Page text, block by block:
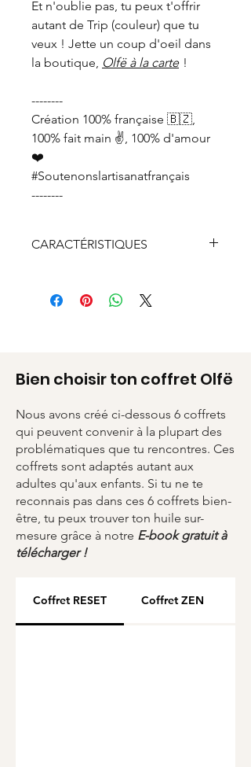
Et n'oublie pas, tu peux t'offrir
autant de Trip (couleur) que tu
veux ! Jette un coup d'oeil dans
la boutique, Olfë à la carte !
--------
Création 100% française 🇧🇿,
100% fait main ✌️, 100% d'amour
❤️
#Soutenonslartisanatfrançais
--------
CARACTÉRISTIQUES
Chaine en argent véritable 925
Garantie sans plomb, sans
nickel, sans cadium
Tour en perles Miyuki du
Japon
Packaging en carton 100 %
recyclé & 100 % recyclable
Chiffonnette : tissu issu de
chutes de récup-recyclage
Huile essentielle Bio de haute
qualité artisanale
Bien choisir ton coffret Olfë
Nous avons créé ci-dessous 6 coffrets
qui peuvent convenir à la plupart des
problématiques que tu rencontres. Ces
coffrets sont adaptés autant aux
adultes qu'aux enfants. Si tu ne te
reconnais pas dans ces 6 coffrets bien-
être, tu peux trouver ton huile sur-
mesure grâce à notre E-book gratuit à
télécharger !
Coffret RESET Coffret ZEN